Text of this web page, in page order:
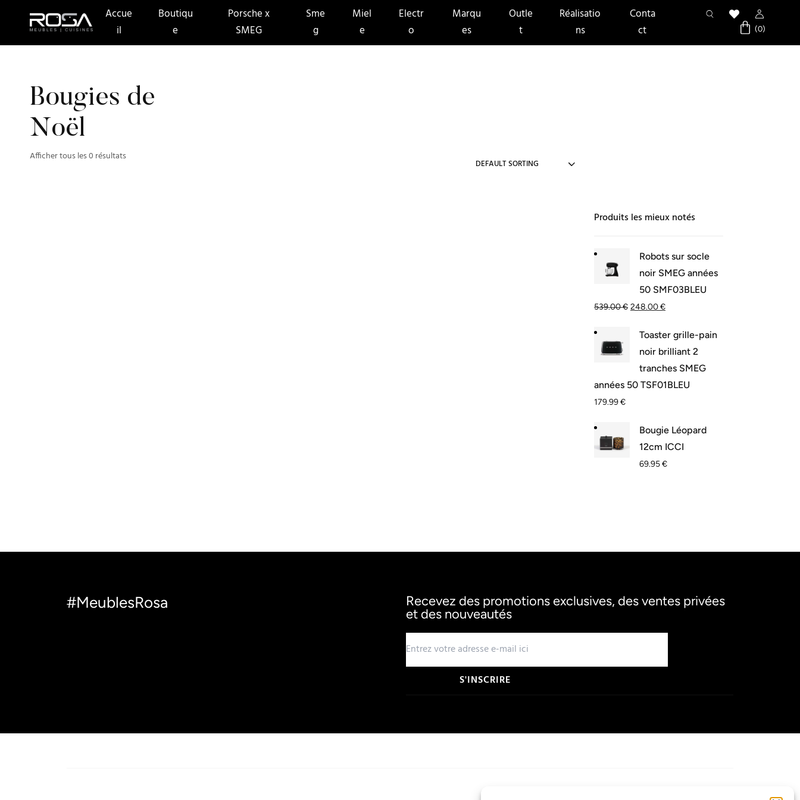
Accue
il
Boutiqu
e
Porsche x
SMEG
Sme
g
Miel
e
Electr
o
Marqu
es
Outle
t
Réalisatio
ns
Conta
ct
Bougies de
Noël
Afficher tous les 0 résultats
Produits les mieux notés
Robots sur socle
noir SMEG années
50 SMF03BLEU
539.00€ 248.00€
Toaster grille-pain
noir brilliant 2
tranches SMEG
années 50 TSF01BLEU
179.99€
Bougie Léopard
12cm ICCI
69.95€
#MeublesRosa
Recevez des promotions exclusives, des ventes privées
et des nouveautés
S'INSCRIRE